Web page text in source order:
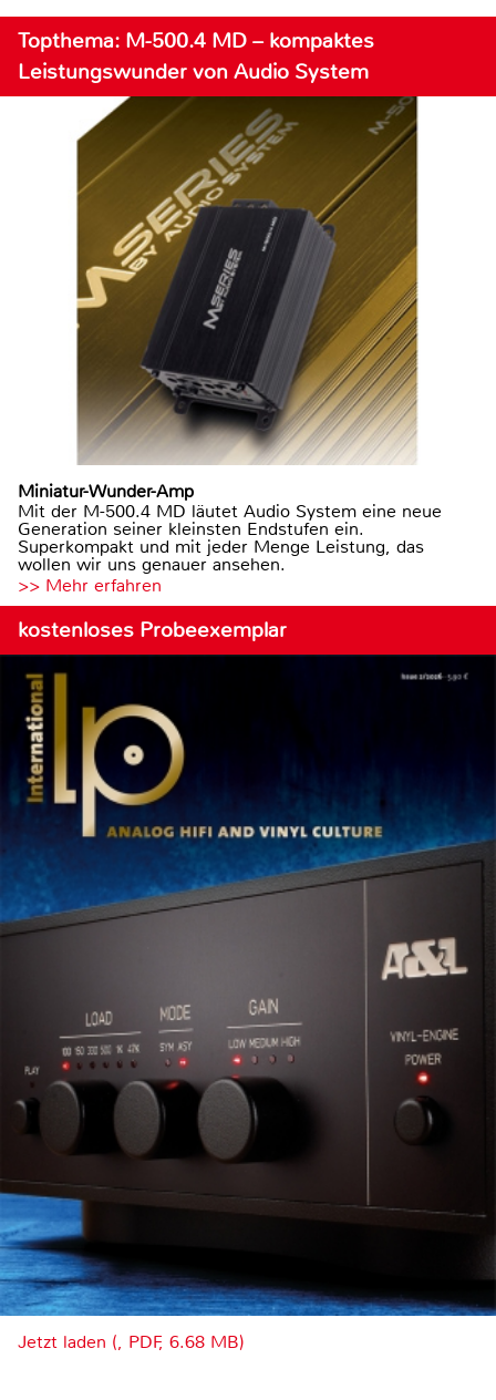
Topthema: M-500.4 MD – kompaktes
Leistungswunder von Audio System
Miniatur-Wunder-Amp
Mit der M-500.4 MD läutet Audio System eine neue
Generation seiner kleinsten Endstufen ein.
Superkompakt und mit jeder Menge Leistung, das
wollen wir uns genauer ansehen.
>> Mehr erfahren
kostenloses Probeexemplar
Jetzt laden (, PDF, 6.68 MB)